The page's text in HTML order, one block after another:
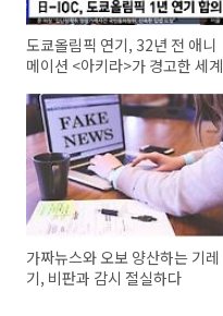
도쿄올림픽 연기, 32년 전 애니
메이션 <아키라>가 경고한 세계
가짜뉴스와 오보 양산하는 기레
기, 비판과 감시 절실하다